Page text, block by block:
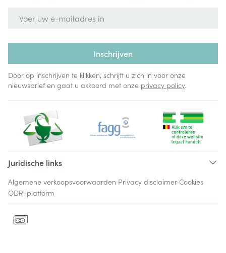
Inschrijven
Door op inschrijven te klikken, schrijft u zich in voor onze
nieuwsbrief en gaat u akkoord met onze privacy policy.
Juridische links
Algemene verkoopsvoorwaarden Privacy disclaimer Cookies
ODR-platform